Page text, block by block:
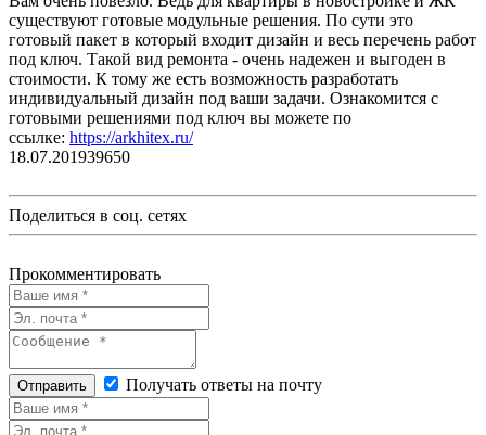
существуют готовые модульные решения. По сути это
готовый пакет в который входит дизайн и весь перечень работ
под ключ. Такой вид ремонта - очень надежен и выгоден в
стоимости. К тому же есть возможность разработать
индивидуальный дизайн под ваши задачи. Ознакомится с
готовыми решениями под ключ вы можете по
ссылке: https://arkhitex.ru/
18.07.201939650
Поделиться в соц. сетях
Прокомментировать
Отправить Получать ответы на почту